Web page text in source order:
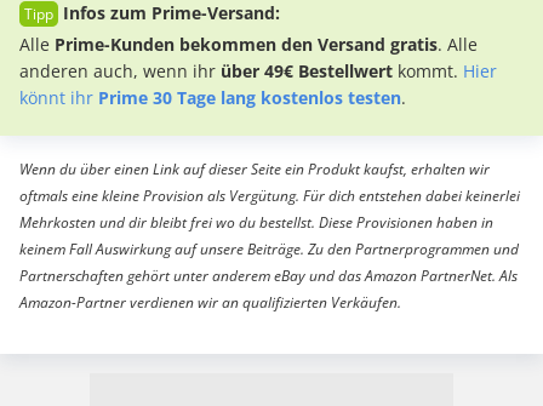
Infos zum Prime-Versand:
Alle Prime-Kunden bekommen den Versand gratis. Alle
anderen auch, wenn ihr über 49€ Bestellwert kommt. Hier
könnt ihr Prime 30 Tage lang kostenlos testen.
Wenn du über einen Link auf dieser Seite ein Produkt kaufst, erhalten wir
oftmals eine kleine Provision als Vergütung. Für dich entstehen dabei keinerlei
Mehrkosten und dir bleibt frei wo du bestellst. Diese Provisionen haben in
keinem Fall Auswirkung auf unsere Beiträge. Zu den Partnerprogrammen und
Partnerschaften gehört unter anderem eBay und das Amazon PartnerNet. Als
Amazon-Partner verdienen wir an qualifizierten Verkäufen.